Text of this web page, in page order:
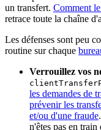
un transfert. Comment
retrace toute la chaîne
Les défenses sont peu
routine sur chaque
Verrouillez vos
les demandes de
prévenir les
et/ou d'une fraude
n'êtes pas en